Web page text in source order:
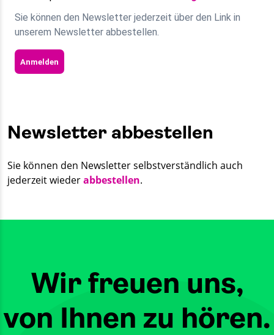
Sie können den Newsletter jederzeit über den Link in
unserem Newsletter abbestellen.
Anmelden
Newsletter abbestellen
Sie können den Newsletter selbstverständlich auch
jederzeit wiederabbestellen.
Wir freuen uns,
von Ihnen zu hören.